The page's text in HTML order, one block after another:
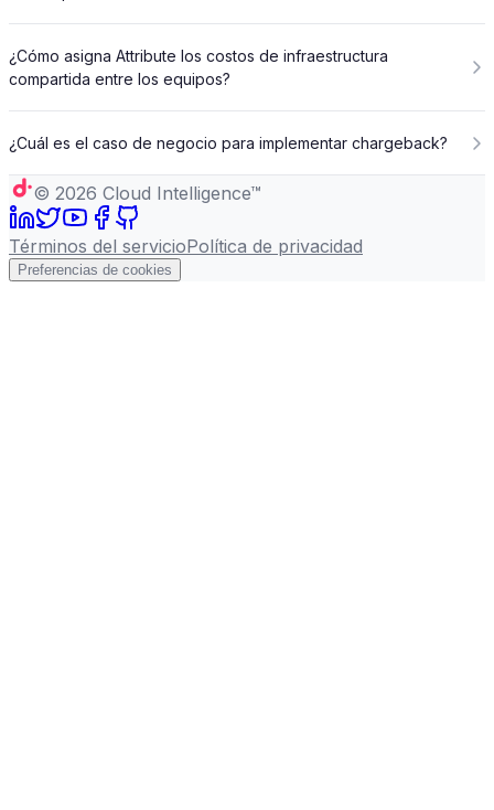
¿Cómo asigna Attribute los costos de infraestructura
compartida entre los equipos?
¿Cuál es el caso de negocio para implementar chargeback?
© 2026 Cloud Intelligence™
Términos del servicioPolítica de privacidad
Preferencias de cookies